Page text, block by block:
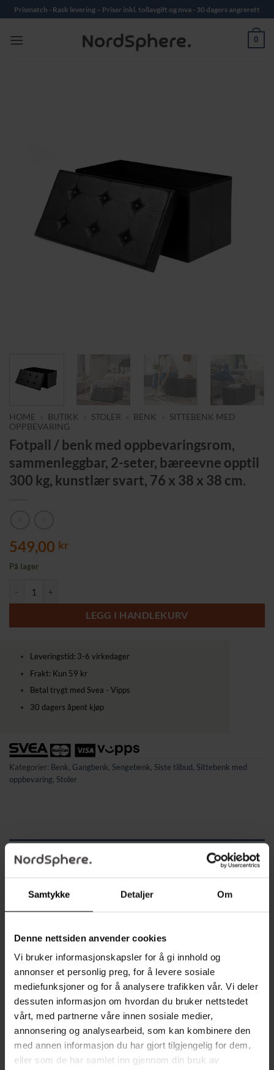
Samtykke Detaljer Om
Denne nettsiden anvender cookies
Vi bruker informasjonskapsler for å gi innhold og
annonser et personlig preg, for å levere sosiale
mediefunksjoner og for å analysere trafikken vår. Vi deler
dessuten informasjon om hvordan du bruker nettstedet
vårt, med partnerne våre innen sosiale medier,
annonsering og analysearbeid, som kan kombinere den
med annen informasjon du har gjort tilgjengelig for dem,
eller som de har samlet inn gjennom din bruk av
Skip
to
content
Prismatch - Rask levering – Priser inkl. tollavgift og mva - 30 dagers angrerett
0
HOME BUTIKK STOLER BENK
SITTEBENK MED
OPPBEVARING
Fotpall / benk med oppbevaringsrom,
sammenleggbar, 2-seter, bæreevne opptil
300 kg, kunstlær svart, 76 x 38 x 38 cm.
549,00 kr
På lager
LEGG I HANDLEKURV
Leveringstid: 3-6 virkedager
Frakt: Kun 59 kr
Betal trygt med Svea - Vipps
30 dagers åpent kjøp
Kategorier: Benk, Gangbenk, Sengebenk, Siste tilbud, Sittebenk med
oppbevaring, Stoler
opptil 300 kg, som bekreftet av SGS-testen.
Høy sittekomfort: Dekket med slitesterkt kunstlær og
polstret med høydensitetsskum for maksimal komfort.
Praktisk oppbevaring: Denne sittebenken tilbyr 86L
oppbevaringsplass, perfekt for leker, bøker, klær og mer.
Allsidig: Kan brukes som sitteplass, nattbord, fotstøtte eller
oppbevaringskiste, og passer i ethvert rom.
Plassbesparende design: Enkel å brette sammen når den ikke
er i bruk, ideell for små rom.